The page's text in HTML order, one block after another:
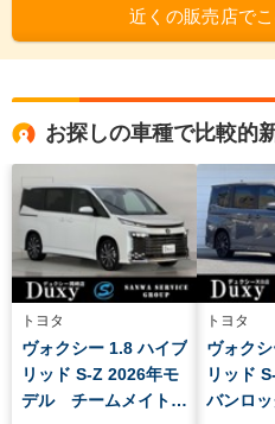
近くの販売店で
お探しの車種で比較的
トヨタ
ヴォクシー 1.8 ハイブ
リッド S-Z 2026年モ
デル チームメイトア
トヨタ
ヴォク
リッド
バンロ